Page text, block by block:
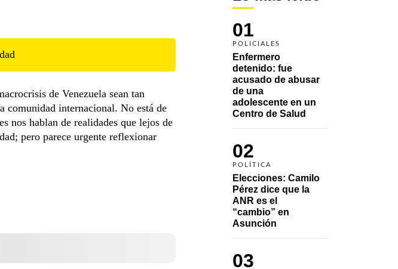
01
POLICIALES
Enfermero
detenido: fue
acusado de abusar
de una
adolescente en un
Centro de Salud
02
POLÍTICA
Elecciones: Camilo
Pérez dice que la
ANR es el
“cambio” en
Asunción
03
de Venezuela sean tan
comunidad internacional. No está de
nos hablan de realidades que lejos de
pero parece urgente reflexionar